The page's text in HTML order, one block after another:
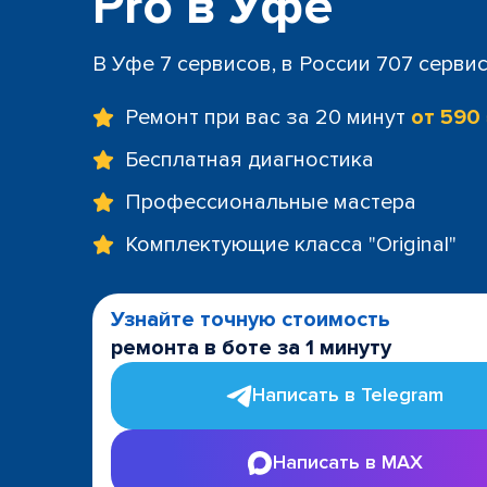
В Уфе 7 сервисов, в России 707
Ремонт при вас за 20 минут от 590
Бесплатная диагностика
Профессиональные мастера
Комплектующие класса "Original"
Узнайте точную стоимость
ремонта в боте за 1 минуту
Написать в Telegram
Написать в MAX